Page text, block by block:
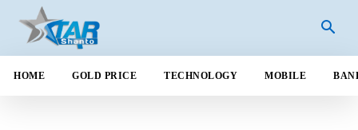
HOME GOLD PRICE TECHNOLOGY MOBILE